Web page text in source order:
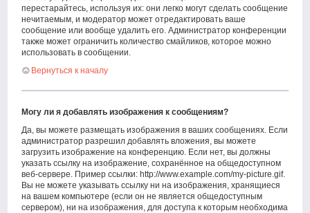
перестарайтесь, используя их: они легко могут сделать сообщение
нечитаемым, и модератор может отредактировать ваше
сообщение или вообще удалить его. Администратор конференции
также может ограничить количество смайликов, которое можно
использовать в сообщении.
Вернуться к началу
Могу ли я добавлять изображения к сообщениям?
Да, вы можете размещать изображения в ваших сообщениях. Если
администратор разрешил добавлять вложения, вы можете
загрузить изображение на конференцию. Если нет, вы должны
указать ссылку на изображение, сохранённое на общедоступном
веб-сервере. Пример ссылки: http://www.example.com/my-picture.gif.
Вы не можете указывать ссылку ни на изображения, хранящиеся
на вашем компьютере (если он не является общедоступным
сервером), ни на изображения, для доступа к которым необходима